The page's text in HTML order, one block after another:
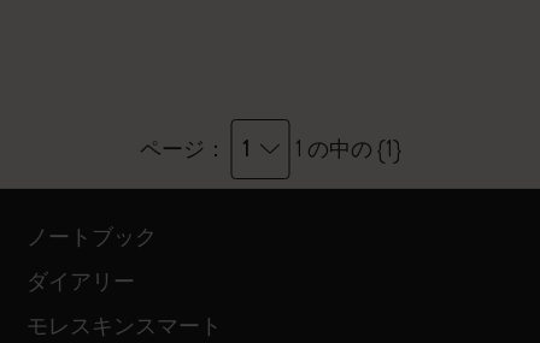
ページ： 1 1 の中の {1}
ノートブック
ダイアリー
モレスキンスマート